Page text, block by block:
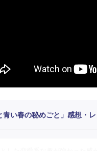
青い春の秘めごと」感想・